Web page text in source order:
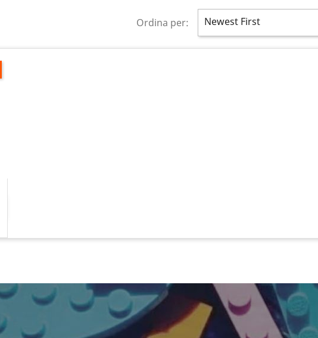
Ordina per: Newest First